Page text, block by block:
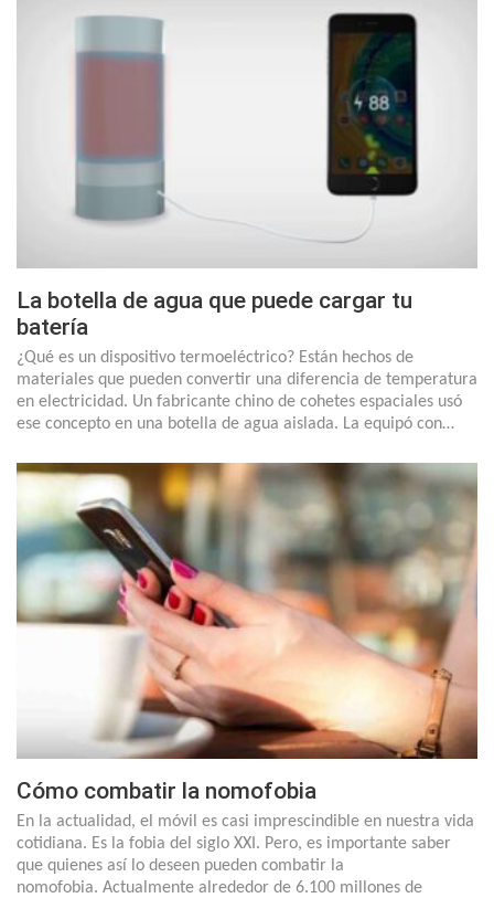
La botella de agua que puede cargar tu
batería
¿Qué es un dispositivo termoeléctrico? Están hechos de
materiales que pueden convertir una diferencia de temperatura
en electricidad. Un fabricante chino de cohetes espaciales usó
ese concepto en una botella de agua aislada. La equipó con…
Cómo combatir la nomofobia
En la actualidad, el móvil es casi imprescindible en nuestra vida
cotidiana. Es la fobia del siglo XXI. Pero, es importante saber
que quienes así lo deseen pueden combatir la
nomofobia. Actualmente alrededor de 6.100 millones de